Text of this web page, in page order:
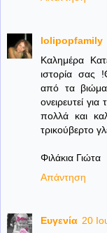
lolipopfamily
Καλημέρα
ιστορία σας
από τα
ονειρευτεί
πολλά και
τρικούβερτο
Φιλάκια Γιώτα
Απάντηση
Ευγενία 20